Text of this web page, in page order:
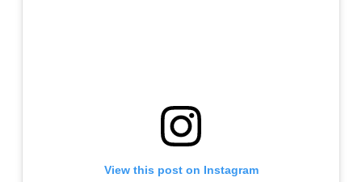
View this post on Instagram